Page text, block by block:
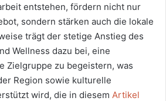
entstehen, fördern nicht nur
sondern stärken auch die lokale
trägt der stetige Anstieg des
Wellness dazu bei, eine
Zielgruppe zu begeistern, was
Region sowie kulturelle
wird, die in diesem Artikel